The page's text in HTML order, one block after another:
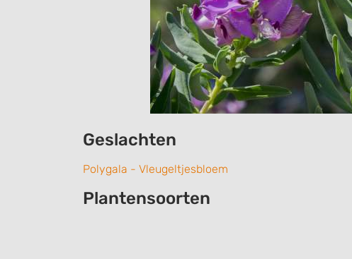
Geslachten
Polygala - Vleugeltjesbloem
Plantensoorten